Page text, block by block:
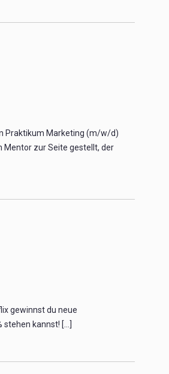
Praktikum Marketing (m/w/d)
Mentor zur Seite gestellt, der
gewinnst du neue
kannst! [...]